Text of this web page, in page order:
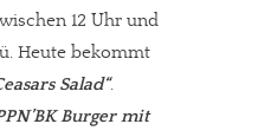
12 Uhr und
Heute bekommt
Salad“.
Burger mit